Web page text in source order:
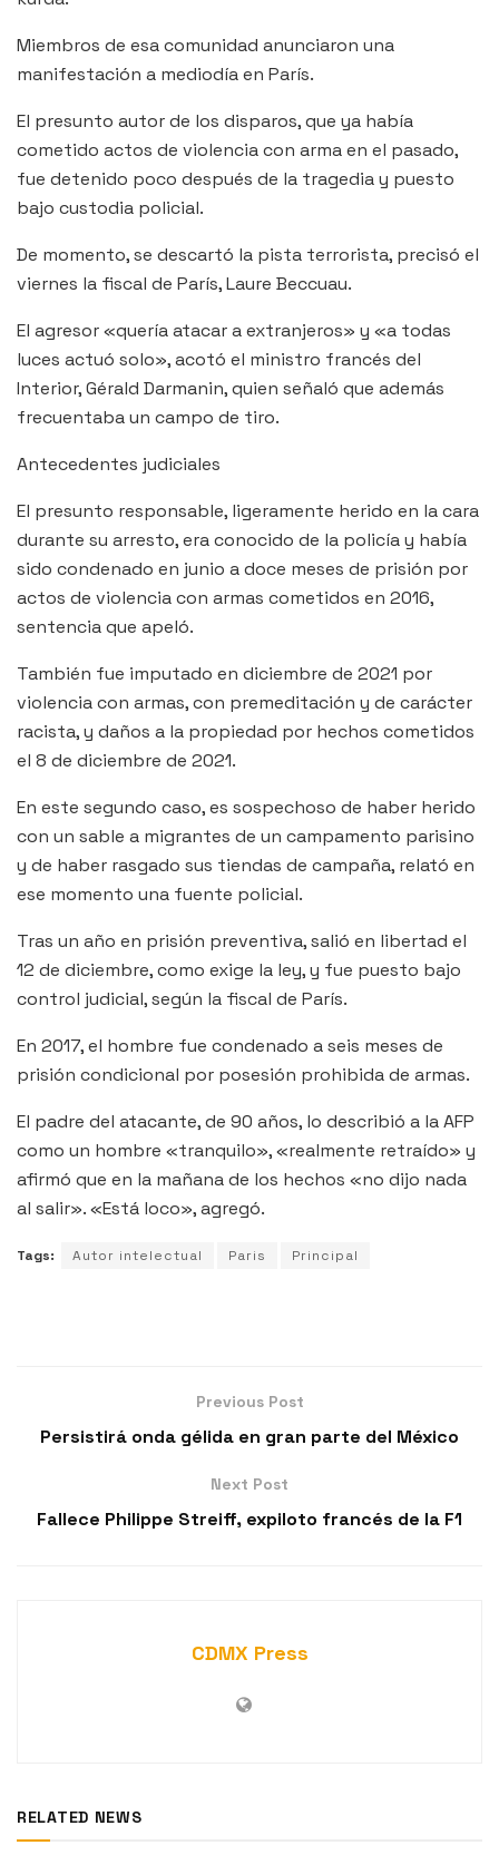
Miembros de esa comunidad anunciaron una
manifestación a mediodía en París.
El presunto autor de los disparos, que ya había
cometido actos de violencia con arma en el pasado,
fue detenido poco después de la tragedia y puesto
bajo custodia policial.
De momento, se descartó la pista terrorista, precisó el
viernes la fiscal de París, Laure Beccuau.
El agresor «quería atacar a extranjeros» y «a todas
luces actuó solo», acotó el ministro francés del
Interior, Gérald Darmanin, quien señaló que además
frecuentaba un campo de tiro.
Antecedentes judiciales
El presunto responsable, ligeramente herido en la cara
durante su arresto, era conocido de la policía y había
sido condenado en junio a doce meses de prisión por
actos de violencia con armas cometidos en 2016,
sentencia que apeló.
También fue imputado en diciembre de 2021 por
violencia con armas, con premeditación y de carácter
racista, y daños a la propiedad por hechos cometidos
el 8 de diciembre de 2021.
En este segundo caso, es sospechoso de haber herido
con un sable a migrantes de un campamento parisino
y de haber rasgado sus tiendas de campaña, relató en
ese momento una fuente policial.
Tras un año en prisión preventiva, salió en libertad el
12 de diciembre, como exige la ley, y fue puesto bajo
control judicial, según la fiscal de París.
En 2017, el hombre fue condenado a seis meses de
prisión condicional por posesión prohibida de armas.
El padre del atacante, de 90 años, lo describió a la AFP
como un hombre «tranquilo», «realmente retraído» y
afirmó que en la mañana de los hechos «no dijo nada
al salir». «Está loco», agregó.
Tags: Autor intelectual Paris Principal
Previous Post
Persistirá onda gélida en gran parte del México
Next Post
Fallece Philippe Streiff, expiloto francés de la F1
CDMX Press
RELATED NEWS